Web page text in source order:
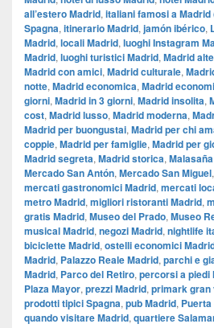
all’estero Madrid, italiani famosi a Madrid
Spagna, itinerario Madrid, jamón ibérico,
Madrid, locali Madrid, luoghi Instagram
Madrid, luoghi turistici Madrid, Madrid
Madrid con amici, Madrid culturale,
notte, Madrid economica, Madrid
giorni, Madrid in 3 giorni, Madrid insolita,
cost, Madrid lusso, Madrid moderna,
Madrid per buongustai, Madrid per chi
coppie, Madrid per famiglie, Madrid per
Madrid segreta, Madrid storica,
Mercado San Antón, Mercado San Miguel,
mercati gastronomici Madrid, mercati
metro Madrid, migliori ristoranti Madrid,
gratis Madrid, Museo del Prado, Museo
musical Madrid, negozi Madrid, nightlife
biciclette Madrid, ostelli economici
Madrid, Palazzo Reale Madrid, parchi e
Madrid, Parco del Retiro, percorsi a piedi
Plaza Mayor, prezzi Madrid, primark gran
prodotti tipici Spagna, pub Madrid,
quando visitare Madrid, quartiere